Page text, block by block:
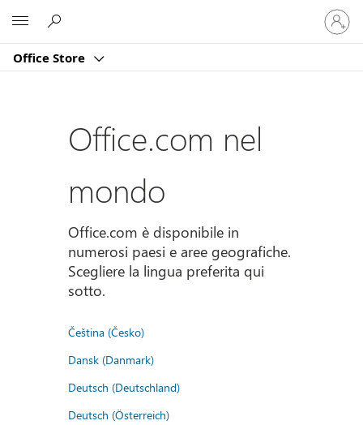
Office Store
Accedi
con
il
account
Office.com nel
mondo
Office.com è disponibile in
numerosi paesi e aree geografiche.
Scegliere la lingua preferita qui
sotto.
Čeština (Česko)
Dansk (Danmark)
Deutsch (Deutschland)
Deutsch (Österreich)